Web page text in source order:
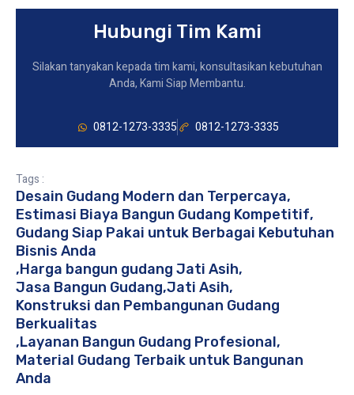
Hubungi Tim Kami
Silakan tanyakan kepada tim kami, konsultasikan kebutuhan
Anda, Kami Siap Membantu.
0812-1273-3335 0812-1273-3335
Tags :
Desain Gudang Modern dan Terpercaya,
Estimasi Biaya Bangun Gudang Kompetitif,
Gudang Siap Pakai untuk Berbagai Kebutuhan
Bisnis Anda
,Harga bangun gudang Jati Asih,
Jasa Bangun Gudang,Jati Asih,
Konstruksi dan Pembangunan Gudang
Berkualitas
,Layanan Bangun Gudang Profesional,
Material Gudang Terbaik untuk Bangunan
Anda